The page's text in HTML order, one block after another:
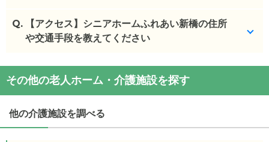
シニアホームふれあい新橋の口コミ
・新しい施設であったため、清潔感もあり、施設ス
タッフの雰囲気も...
シニアホームふれあい新橋のページでは、6枚の施設
写真を見ることができます。
◎ケアスル 介護の3つの特徴
シニアホームふれあい新橋の入居金・月額料金は次
のとおりです。
・月額費用が17.5万円
・要介護度：要介護1、要介護2、要介護3、要介護
Q.
【アクセス】シニアホームふれあい新橋の住所
や交通手段を教えてください
シニアホームふれあい新橋の交通アクセス
・住所：長野県松本市島内7771-1
・最寄り駅：島内駅1.0km島高松駅1.9km北松本駅
2.1km信濃荒井駅2.8km
3.0km渚駅3.0km大庭駅3.1km西松本駅3.2km下
その他の老人ホーム・介護施設を探す
他の介護施設を調べる